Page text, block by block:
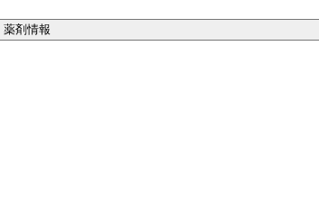
薬剤情報